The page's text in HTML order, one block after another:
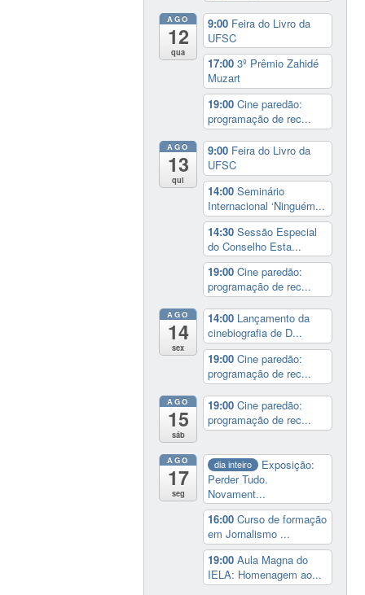
AGO
12
qua
9:00 Feira do Livro da
UFSC
17:003º Prêmio Zahidé
Muzart
19:00Cine paredão:
programação de rec...
AGO
13
qui
9:00 Feira do Livro da
UFSC
14:00Seminário
Internacional ‘Ninguém...
14:30Sessão Especial
do Conselho Esta...
19:00Cine paredão:
programação de rec...
AGO
14
sex
14:00 Lançamento da
cinebiografia de D...
19:00Cine paredão:
programação de rec...
AGO
15
sáb
19:00Cine paredão:
programação de rec...
AGO
17
seg
dia inteiro
Exposição:
Perder Tudo.
Novament...
16:00Curso de formação
em Jornalismo ...
19:00Aula Magna do
IELA: Homenagem ao...